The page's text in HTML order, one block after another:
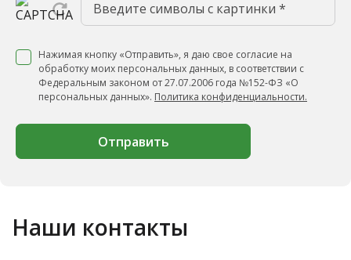
Нажимая кнопку «Отправить», я даю свое согласие на
обработку моих персональных данных, в соответствии с
Федеральным законом от 27.07.2006 года №152-ФЗ «О
персональных данных». Политика конфиденциальности.
Отправить
Наши контакты